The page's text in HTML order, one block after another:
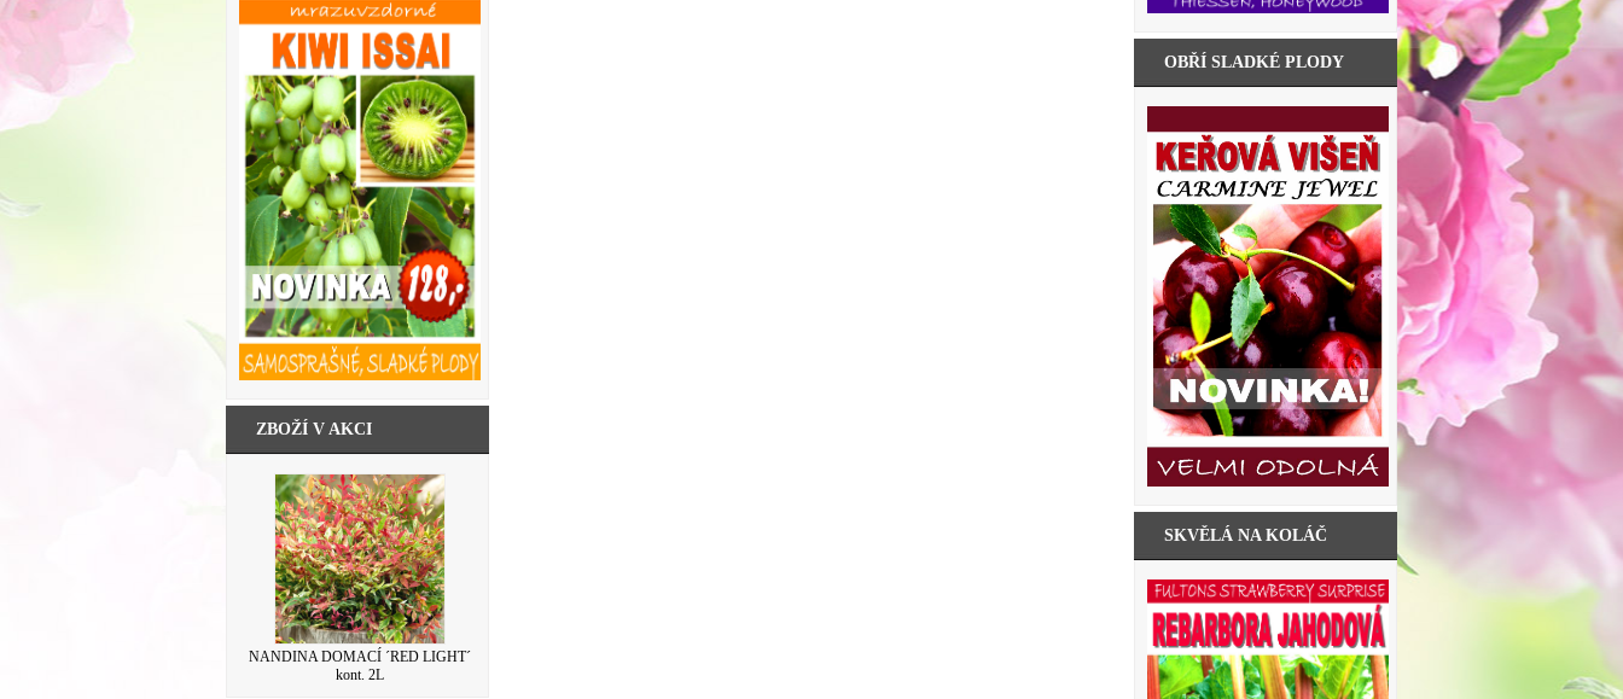
ZBOŽÍ V AKCI
NANDINA DOMACÍ ´RED LIGHT´
kont. 2L
HORTENZIE ´PEPPERMINT´® kont.
3L
OBŘÍ SLADKÉ PLODY
SKVĚLÁ NA KOLÁČ